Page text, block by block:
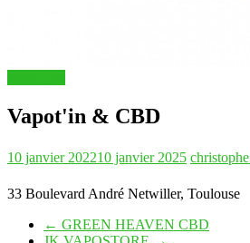
Vapot'in & CBD
10 janvier 202210 janvier 2025 christophe
33 Boulevard André Netwiller, Toulouse
← GREEN HEAVEN CBD